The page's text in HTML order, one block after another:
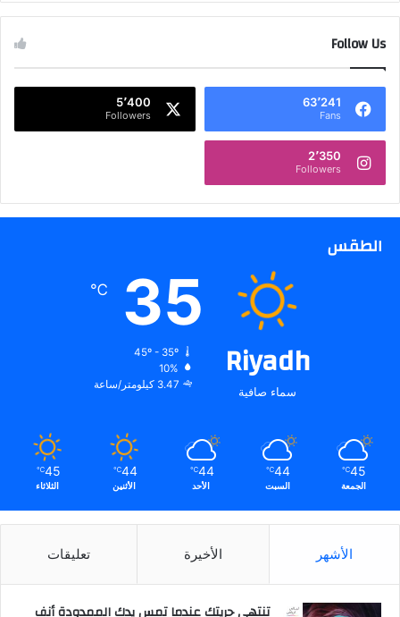
Follow Us
63٬241
Fans
5٬400
Followers
2٬350
Followers
الطقس
Riyadh
سماء صافية
35
℃
45º - 35º
10%
3.47 كيلومتر/ساعة
45
℃
الجمعة
44
℃
السبت
44
℃
الأحد
44
℃
الأثنين
45
℃
الثلاثاء
الأشهر الأخيرة تعليقات